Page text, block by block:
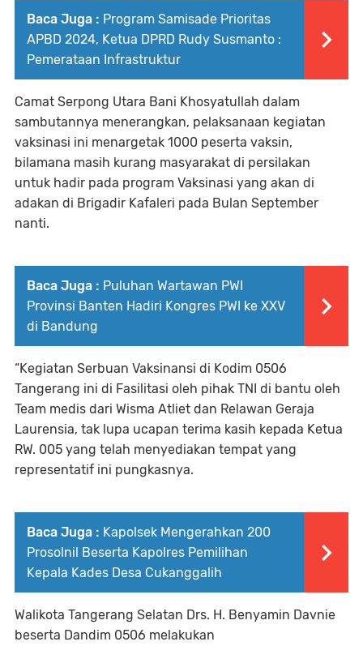
Baca Juga : Program Samisade Prioritas
APBD 2024, Ketua DPRD Rudy Susmanto :
Pemerataan Infrastruktur
Camat Serpong Utara Bani Khosyatullah dalam
sambutannya menerangkan, pelaksanaan kegiatan
vaksinasi ini menargetak 1000 peserta vaksin,
bilamana masih kurang masyarakat di persilakan
untuk hadir pada program Vaksinasi yang akan di
adakan di Brigadir Kafaleri pada Bulan September
nanti.
Baca Juga : Puluhan Wartawan PWI
Provinsi Banten Hadiri Kongres PWI ke XXV
di Bandung
“Kegiatan Serbuan Vaksinansi di Kodim 0506
Tangerang ini di Fasilitasi oleh pihak TNI di bantu oleh
Team medis dari Wisma Atliet dan Relawan Geraja
Laurensia, tak lupa ucapan terima kasih kepada Ketua
RW. 005 yang telah menyediakan tempat yang
representatif ini pungkasnya.
Baca Juga : Kapolsek Mengerahkan 200
Prosolnil Beserta Kapolres Pemilihan
Kepala Kades Desa Cukanggalih
Walikota Tangerang Selatan Drs. H. Benyamin Davnie
beserta Dandim 0506 melakukan